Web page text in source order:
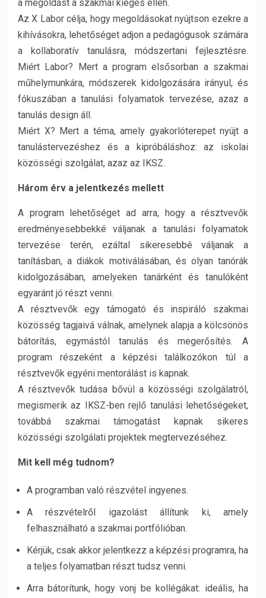
a megoldást a szakmai kiégés ellen.
Az X Labor célja, hogy megoldásokat nyújtson ezekre a
kihívásokra, lehetőséget adjon a pedagógusok számára
a kollaboratív tanulásra, módszertani fejlesztésre.
Miért Labor? Mert a program elsősorban a szakmai
műhelymunkára, módszerek kidolgozására irányul, és
fókuszában a tanulási folyamatok tervezése, azaz a
tanulás design áll.
Miért X? Mert a téma, amely gyakorlóterepet nyújt a
tanulástervezéshez és a kipróbáláshoz: az iskolai
közösségi szolgálat, azaz az IKSZ.
Három érv a jelentkezés mellett
A program lehetőséget ad arra, hogy a résztvevők
eredményesebbekké váljanak a tanulási folyamatok
tervezése terén, ezáltal sikeresebbé váljanak a
tanításban, a diákok motiválásában, és olyan tanórák
kidolgozásában, amelyeken tanárként és tanulóként
egyaránt jó részt venni.
A résztvevők egy támogató és inspiráló szakmai
közösség tagjaivá válnak, amelynek alapja a kölcsönös
bátorítás, egymástól tanulás és megerősítés. A
program részeként a képzési találkozókon túl a
résztvevők egyéni mentorálást is kapnak.
A résztvevők tudása bővül a közösségi szolgálatról,
megismerik az IKSZ-ben rejlő tanulási lehetőségeket,
továbbá szakmai támogatást kapnak sikeres
közösségi szolgálati projektek megtervezéséhez.
Mit kell még tudnom?
A programban való részvétel ingyenes.
A részvételről igazolást állítunk ki, amely
felhasználható a szakmai portfólióban.
Kérjük, csak akkor jelentkezz a képzési programra, ha
a teljes folyamatban részt tudsz venni.
Arra bátorítunk, hogy vonj be kollégákat: ideális, ha